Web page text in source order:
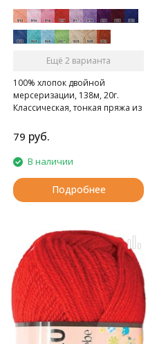
Ещё 2 варианта
100% хлопок двойной
мерсеризации, 138м, 20г.
Классическая, тонкая пряжа из
отливом, для вязания кружева,
скатертей, штор, вышивания,
для вязания ажурной одежды.
79 руб.
В наличии
Подробнее